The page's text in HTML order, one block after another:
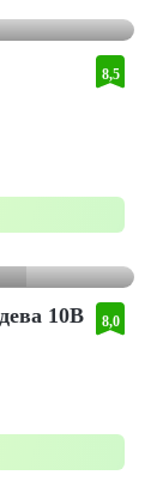
8,5
10В 8,0